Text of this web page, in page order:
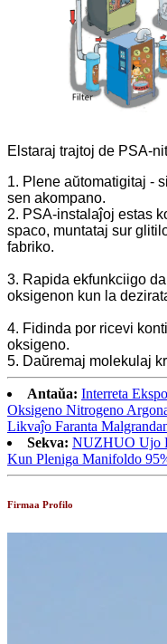
Elstaraj trajtoj de PSA-
1. Plene aŭtomatigitaj -
sen akompano.
2. PSA-instalaĵoj estas
spaco, muntataj sur
fabriko.
3. Rapida ekfunkciigo
oksigenon kun la
4. Fidinda por ricevi
oksigeno.
5. Daŭremaj molekulaj
Antaŭa: Interreta
Oksigeno Nitrogeno
Likvaĵo Faranta
Sekva: NUZHUO Ujo
Kun Pleniga Manifoldo
Firmaa Profilo